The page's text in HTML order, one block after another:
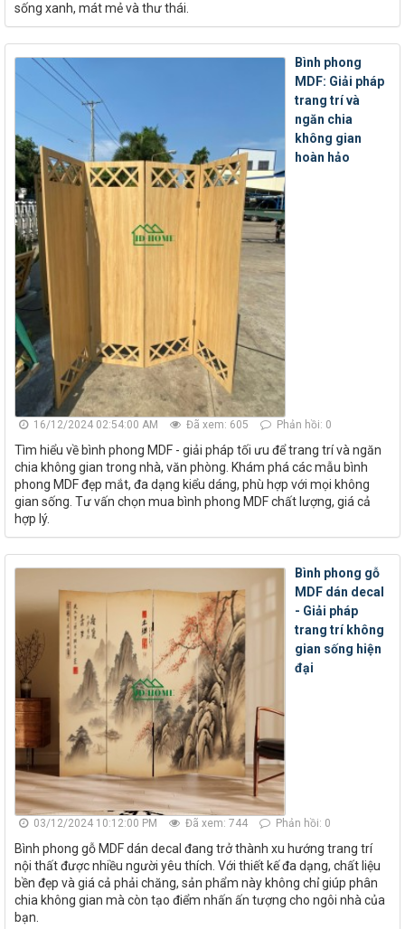
sống xanh, mát mẻ và thư thái.
Bình phong
MDF: Giải pháp
trang trí và
ngăn chia
không gian
hoàn hảo
16/12/2024 02:54:00 AM Đã xem: 605 Phản hồi: 0
Tìm hiểu về bình phong MDF - giải pháp tối ưu để trang trí và ngăn
chia không gian trong nhà, văn phòng. Khám phá các mẫu bình
phong MDF đẹp mắt, đa dạng kiểu dáng, phù hợp với mọi không
gian sống. Tư vấn chọn mua bình phong MDF chất lượng, giá cả
hợp lý.
Bình phong gỗ
MDF dán decal
- Giải pháp
trang trí không
gian sống hiện
đại
03/12/2024 10:12:00 PM Đã xem: 744 Phản hồi: 0
Bình phong gỗ MDF dán decal đang trở thành xu hướng trang trí
nội thất được nhiều người yêu thích. Với thiết kế đa dạng, chất liệu
bền đẹp và giá cả phải chăng, sản phẩm này không chỉ giúp phân
chia không gian mà còn tạo điểm nhấn ấn tượng cho ngôi nhà của
bạn.